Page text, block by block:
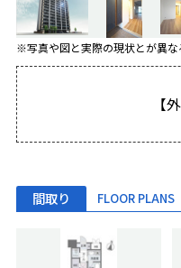
※写真や図と実際の現状とが異な
【
間取り FLOOR PLANS